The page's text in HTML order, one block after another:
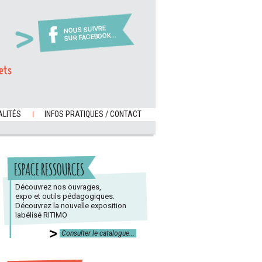
NOUS SUIVRE
SUR FACEBOOK...
INFOS PRATIQUES / CONTACT
ESPACE RESSOURCES
Découvrez nos ouvrages,
expo et outils pédagogiques.
Découvrez la nouvelle exposition
labélisé RITIMO
Consulter le catalogue...